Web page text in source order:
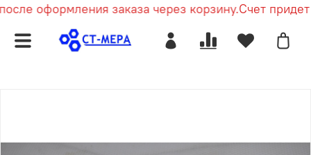
оформления заказа через корзину.Счет придет